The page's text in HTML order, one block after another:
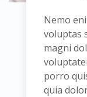
Nemo
voluptas
magni
porro
quia